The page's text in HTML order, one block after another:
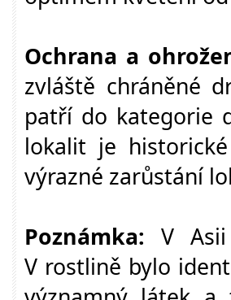
Ochrana a
zvláště chráněné
patří do kategorie
lokalit je
výrazné zarůstání
Poznámka: V
V rostlině bylo